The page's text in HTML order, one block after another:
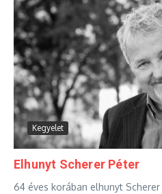
Kegyelet
Elhunyt Scherer Péter
64 éves korában elhunyt Scherer